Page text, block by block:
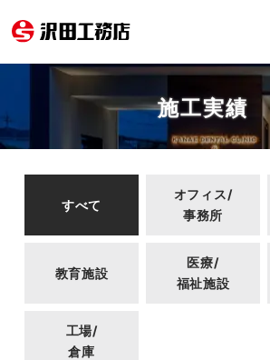
施工実績
すべて
オフィス/
事務所
教育施設
医療/
福祉施設
工場/
倉庫